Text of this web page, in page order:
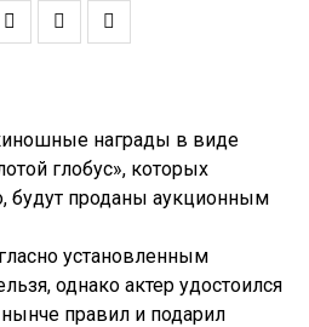
награды в виде
глобус», которых
будут проданы аукционным
установленным
однако актер удостоился
правил и подарил